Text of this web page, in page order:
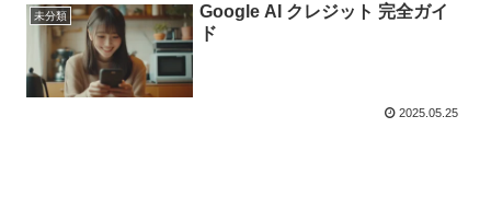
未分類
Google AI クレジット 完全ガイ
ド
2025.05.25